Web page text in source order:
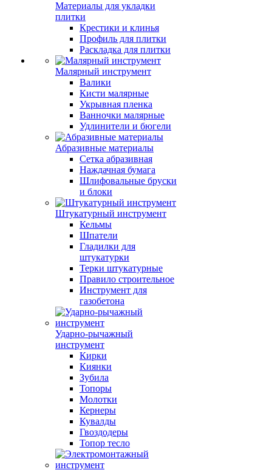
Материалы для укладки
плитки
Крестики и клинья
Профиль для плитки
Раскладка для плитки
Малярный инструмент
Валики
Кисти малярные
Укрывная пленка
Ванночки малярные
Удлинители и бюгели
Абразивные материалы
Сетка абразивная
Наждачная бумага
Шлифовальные бруски
и блоки
Штукатурный инструмент
Кельмы
Шпатели
Гладилки для
штукатурки
Терки штукатурные
Правило строительное
Инструмент для
газобетона
Ударно-рычажный
инструмент
Кирки
Киянки
Зубила
Топоры
Молотки
Кернеры
Кувалды
Гвоздодеры
Топор тесло